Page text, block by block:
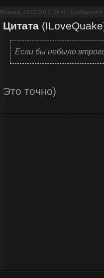
Вторник, 22.02.2011, 20:45 | Сообщение #
Цитата (ILoveQuake
Если бы небыло
Это точно)